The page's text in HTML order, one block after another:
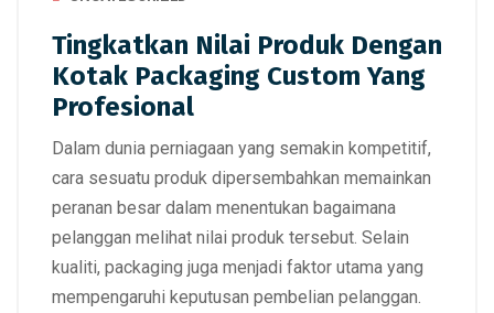
Tingkatkan Nilai Produk Dengan
Kotak Packaging Custom Yang
Profesional
Dalam dunia perniagaan yang semakin kompetitif,
cara sesuatu produk dipersembahkan memainkan
peranan besar dalam menentukan bagaimana
pelanggan melihat nilai produk tersebut. Selain
kualiti, packaging juga menjadi faktor utama yang
mempengaruhi keputusan pembelian pelanggan.